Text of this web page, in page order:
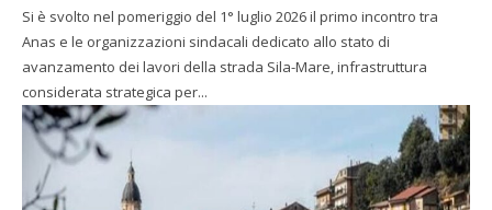
Si è svolto nel pomeriggio del 1° luglio 2026 il primo incontro tra
Anas e le organizzazioni sindacali dedicato allo stato di
avanzamento dei lavori della strada Sila-Mare, infrastruttura
considerata strategica per...